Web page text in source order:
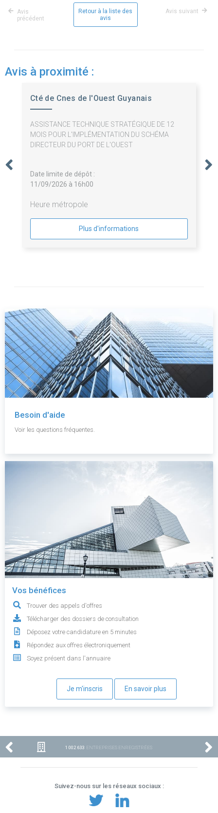
Avis
précédent
Retour à la liste des
avis
Avis suivant
Avis à proximité :
Cté de Cnes de l'Ouest Guyanais
ASSISTANCE TECHNIQUE STRATÉGIQUE DE 12
MOIS POUR L'IMPLÉMENTATION DU SCHÉMA
DIRECTEUR DU PORT DE L'OUEST
Date limite de dépôt :
11/09/2026 à 16h00
Heure métropole
Plus d'informations
Besoin d'aide
Voir les questions fréquentes.
Vos bénéfices
Trouver des appels d'offres
Télécharger des dossiers de consultation
Déposez votre candidature en 5 minutes
Répondez aux offres électroniquement
Soyez présent dans l'annuaire
Je m'inscris En savoir plus
1 002 633 ENTREPRISES ENREGISTRÉES
Suivez-nous sur les réseaux sociaux :